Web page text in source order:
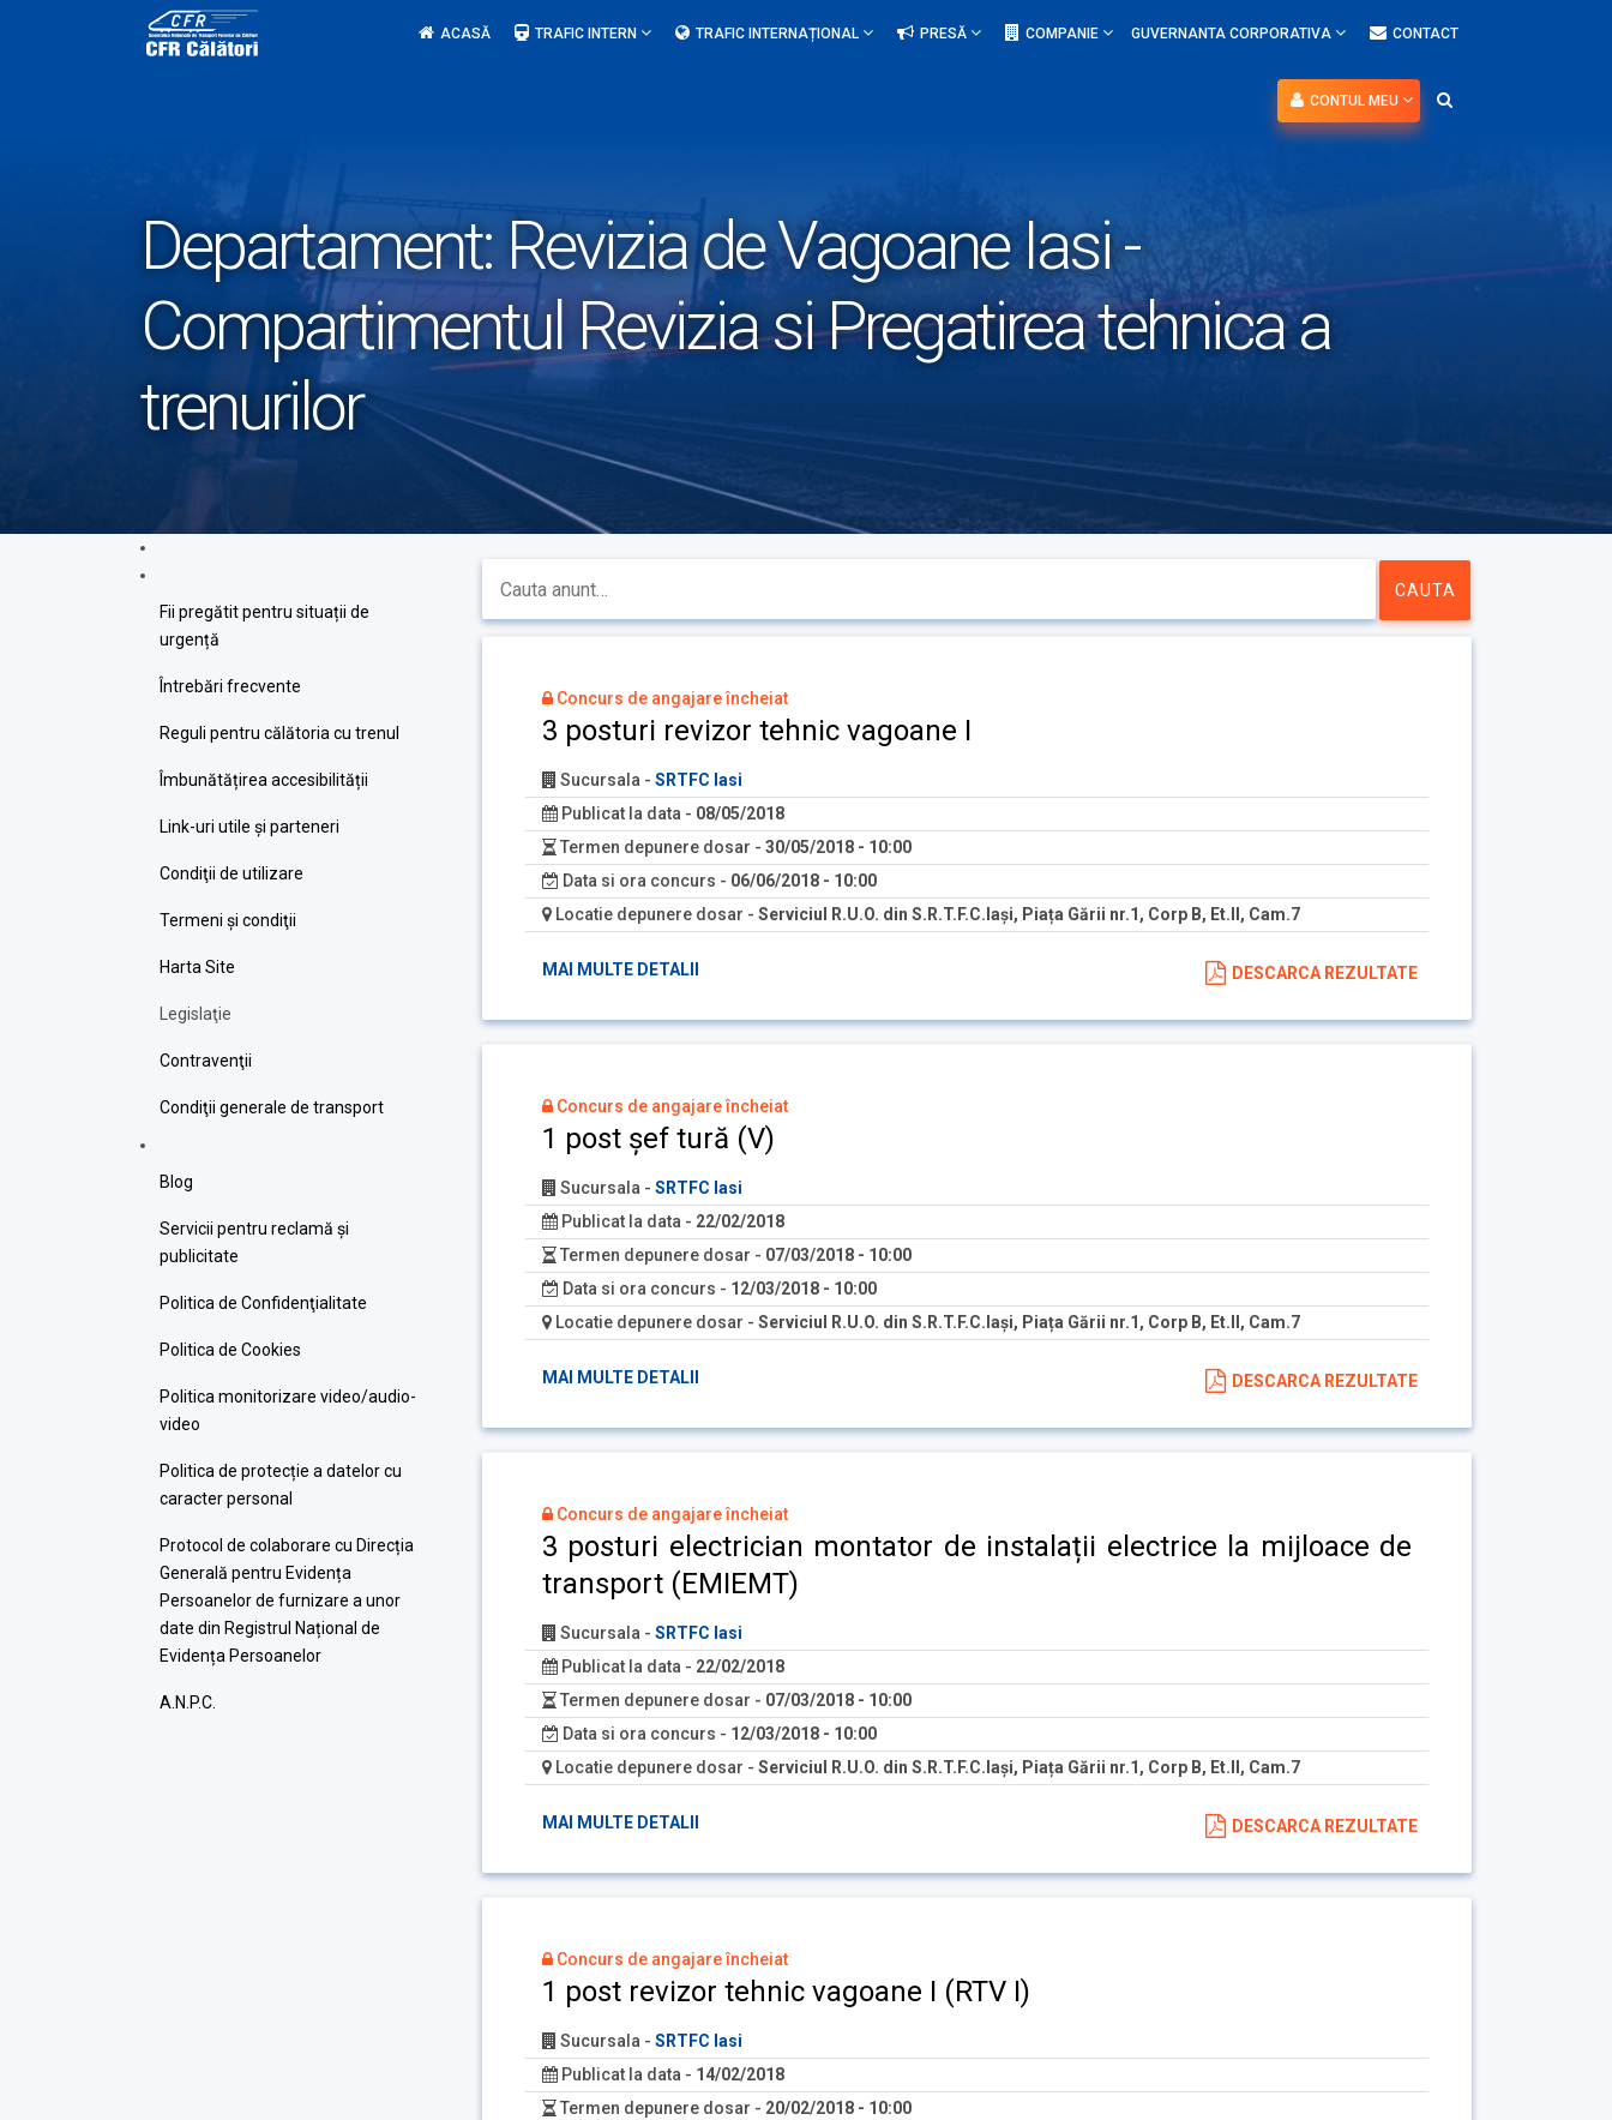
ACASĂ TRAFIC INTERN TRAFIC INTERNAȚIONAL PRESĂ COMPANIE GUVERNANTA CORPORATIVA CONTACT
CONTUL MEU
Departament:Revizia de Vagoane Iasi -
Compartimentul Revizia si Pregatirea tehnica a
trenurilor
Fii pregătit pentru situații de
urgență
Întrebări frecvente
Reguli pentru călătoria cu trenul
Îmbunătățirea accesibilității
Link-uri utile şi parteneri
Condiţii de utilizare
Termeni şi condiţii
Harta Site
Legislaţie
Contravenţii
Condiţii generale de transport
Blog
Servicii pentru reclamă și
publicitate
Politica de Confidenţialitate
Politica de Cookies
Politica monitorizare video/audio-
video
Politica de protecție a datelor cu
caracter personal
Protocol de colaborare cu Direcția
Generală pentru Evidența
Persoanelor de furnizare a unor
date din Registrul Național de
Evidența Persoanelor
A.N.P.C.
Concurs de angajare încheiat
3 posturi revizor tehnic vagoane I
Sucursala - SRTFC Iasi
Publicat la data - 08/05/2018
Termen depunere dosar - 30/05/2018 - 10:00
Data si ora concurs - 06/06/2018 - 10:00
Locatie depunere dosar - Serviciul R.U.O. din S.R.T.F.C.Iași, Piața Gării nr.1, Corp B, Et.II, Cam.7
MAI MULTE DETALII DESCARCA REZULTATE
Concurs de angajare încheiat
1 post șef tură (V)
Sucursala - SRTFC Iasi
Publicat la data - 22/02/2018
Termen depunere dosar - 07/03/2018 - 10:00
Data si ora concurs - 12/03/2018 - 10:00
Locatie depunere dosar - Serviciul R.U.O. din S.R.T.F.C.Iași, Piața Gării nr.1, Corp B, Et.II, Cam.7
MAI MULTE DETALII DESCARCA REZULTATE
Concurs de angajare încheiat
3 posturi electrician montator de instalații electrice la mijloace de
transport (EMIEMT)
Sucursala - SRTFC Iasi
Publicat la data - 22/02/2018
Termen depunere dosar - 07/03/2018 - 10:00
Data si ora concurs - 12/03/2018 - 10:00
Locatie depunere dosar - Serviciul R.U.O. din S.R.T.F.C.Iași, Piața Gării nr.1, Corp B, Et.II, Cam.7
MAI MULTE DETALII DESCARCA REZULTATE
Concurs de angajare încheiat
1 post revizor tehnic vagoane I (RTV I)
Sucursala - SRTFC Iasi
Publicat la data - 14/02/2018
Termen depunere dosar - 20/02/2018 - 10:00